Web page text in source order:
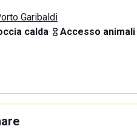
Garibaldi
calda· Accesso animali·